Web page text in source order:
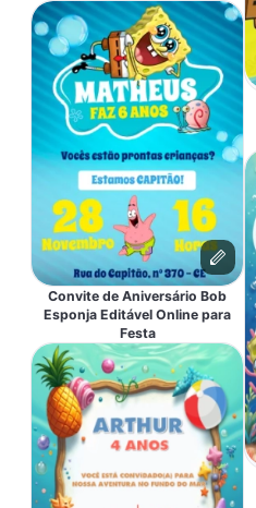
Convite de Aniversário Bob
Esponja Editável Online para
Festa